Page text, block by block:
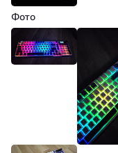
Фото